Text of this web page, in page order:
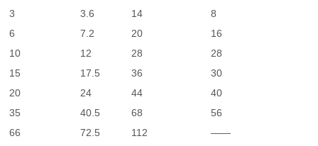
3
3.6 14
8
6
7.2 20
16
10
12 28
28
15
17.5 36
30
20
24 44
40
35
40.5 68
56
66
72.5 112
——